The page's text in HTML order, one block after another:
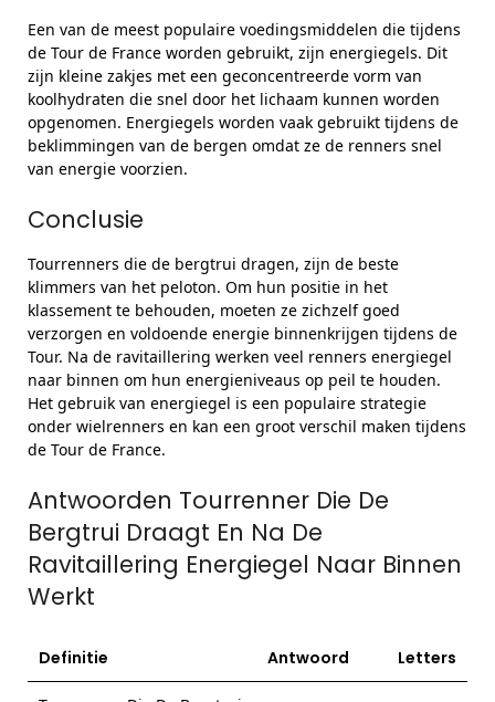
Een van de meest populaire voedingsmiddelen die tijdens
de Tour de France worden gebruikt, zijn energiegels. Dit
zijn kleine zakjes met een geconcentreerde vorm van
koolhydraten die snel door het lichaam kunnen worden
opgenomen. Energiegels worden vaak gebruikt tijdens de
beklimmingen van de bergen omdat ze de renners snel
van energie voorzien.
Conclusie
Tourrenners die de bergtrui dragen, zijn de beste
klimmers van het peloton. Om hun positie in het
klassement te behouden, moeten ze zichzelf goed
verzorgen en voldoende energie binnenkrijgen tijdens de
Tour. Na de ravitaillering werken veel renners energiegel
naar binnen om hun energieniveaus op peil te houden.
Het gebruik van energiegel is een populaire strategie
onder wielrenners en kan een groot verschil maken tijdens
de Tour de France.
Antwoorden Tourrenner Die De
Bergtrui Draagt En Na De
Ravitaillering Energiegel Naar Binnen
Werkt
Definitie Antwoord Letters